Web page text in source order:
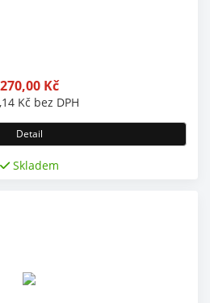
270,00 Kč
Kč bez DPH
Detail
Skladem